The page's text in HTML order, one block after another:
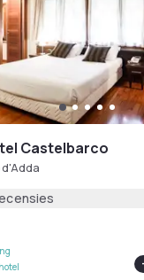
Castelbarco
d'Adda